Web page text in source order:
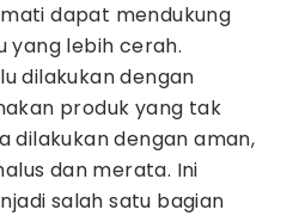
dapat mendukung
yang lebih cerah.
dilakukan dengan
produk yang tak
dilakukan dengan aman,
dan merata. Ini
salah satu bagian